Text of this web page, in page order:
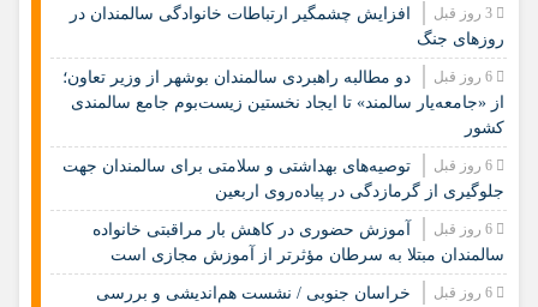
افزایش چشمگیر ارتباطات خانوادگی سالمندان در
روزهای جنگ
دو مطالبه راهبردی سالمندان بوشهر از وزیر تعاون؛
از «جامعه‌یار سالمند» تا ایجاد نخستین زیست‌بوم جامع سالمندی
کشور
️توصیه‌های بهداشتی و سلامتی برای سالمندان جهت
جلوگیری از گرمازدگی در پیاده‌روی اربعین
آموزش حضوری در کاهش بار مراقبتی خانواده
سالمندان مبتلا به سرطان مؤثرتر از آموزش مجازی است
خراسان جنوبی / نشست هم‌اندیشی و بررسی